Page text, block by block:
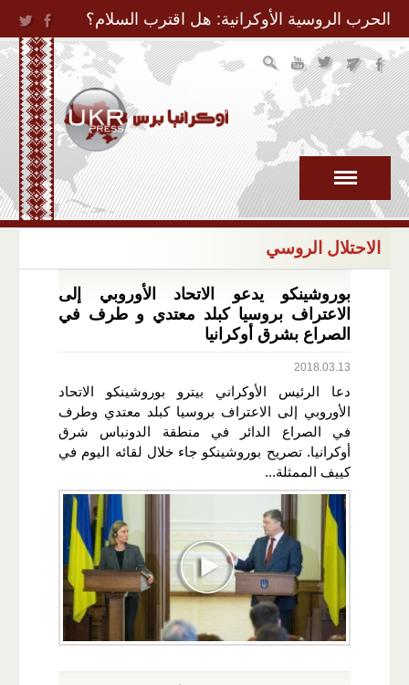
Jump to Navigation
الحرب الروسية الأوكرانية: هل اقترب السلام؟
الاحتلال الروسي
بوروشينكو يدعو الاتحاد الأوروبي إلى
الاعتراف بروسيا كبلد معتدي و طرف في
الصراع بشرق أوكرانيا
2018.03.13
دعا الرئيس الأوكراني بيترو بوروشينكو الاتحاد
الأوروبي إلى الاعتراف بروسيا كبلد معتدي وطرف
في الصراع الدائر في منطقة الدونباس شرق
أوكرانيا. تصريح بوروشينكو جاء خلال لقائه اليوم في
كييف الممثلة...